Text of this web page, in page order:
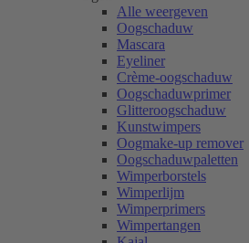
Alle weergeven
Oogschaduw
Mascara
Eyeliner
Crème-oogschaduw
Oogschaduwprimer
Glitteroogschaduw
Kunstwimpers
Oogmake-up remover
Oogschaduwpaletten
Wimperborstels
Wimperlijm
Wimperprimers
Wimpertangen